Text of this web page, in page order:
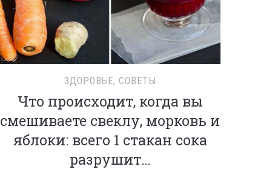
ЗДОРОВЬЕ, СОВЕТЫ
Что происходит, когда вы
смешиваете свеклу, морковь и
яблоки: всего 1 стакан сока
разрушит…